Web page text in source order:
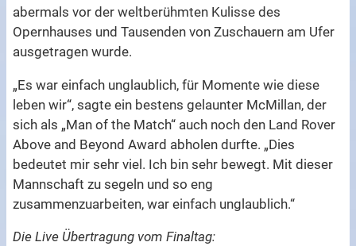
abermals vor der weltberühmten Kulisse des
Opernhauses und Tausenden von Zuschauern am Ufer
ausgetragen wurde.
„Es war einfach unglaublich, für Momente wie diese
leben wir“, sagte ein bestens gelaunter McMillan, der
sich als „Man of the Match“ auch noch den Land Rover
Above and Beyond Award abholen durfte. „Dies
bedeutet mir sehr viel. Ich bin sehr bewegt. Mit dieser
Mannschaft zu segeln und so eng
zusammenzuarbeiten, war einfach unglaublich.“
Die Live Übertragung vom Finaltag: